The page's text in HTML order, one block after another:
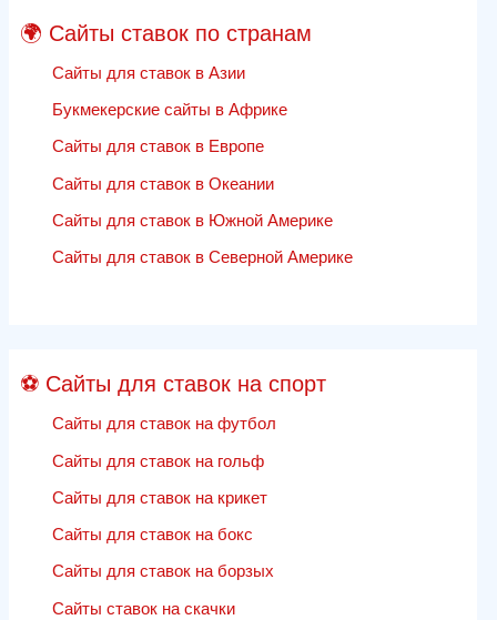
в
2020
веб-
оптимизациясайты
ставок
отзывы
🌍 Сайты ставок по странам
Сайты для ставок в Азии
Букмекерские сайты в Африке
Сайты для ставок в Европе
Сайты для ставок в Океании
Сайты для ставок в Южной Америке
Сайты для ставок в Северной Америке
⚽ Сайты для ставок на спорт
Сайты для ставок на футбол
Сайты для ставок на гольф
Сайты для ставок на крикет
Сайты для ставок на бокс
Сайты для ставок на борзых
Сайты ставок на скачки